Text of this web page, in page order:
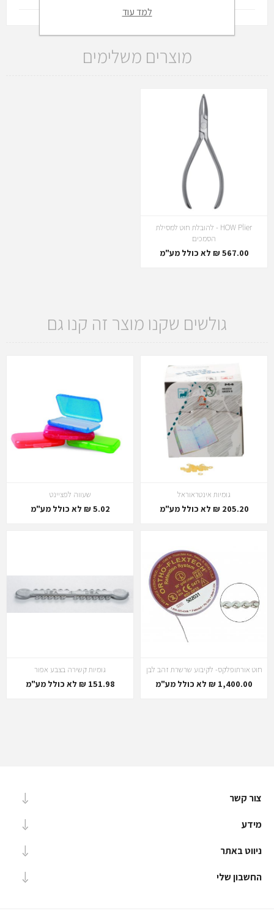
מוצרים משלימים
HOW Plier - להובלת חוט למסילת
הסמכים
567.00 ₪ לא כולל מע"מ
גולשים שקנו מוצר זה קנו גם
גומיות אינטראוראל
205.20 ₪ לא כולל מע"מ
שעווה לפציינט
5.02 ₪ לא כולל מע"מ
חוט אורתופלקס- לקיבוע שרשרת זהב לבן
1,400.00 ₪ לא כולל מע"מ
גומיות קשירה בצבע אפור
151.98 ₪ לא כולל מע"מ
צור קשר
מידע
ניווט באתר
החשבון שלי
למד עוד